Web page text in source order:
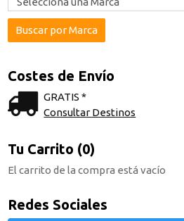
Costes de Envío
GRATIS *
Consultar Destinos
Tu Carrito (0)
El carrito de la compra está vacío
Redes Sociales